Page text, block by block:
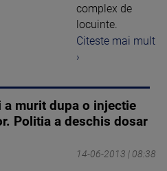
complex de
locuinte.
Citeste mai mult
›
a murit dupa o injectie
Politia a deschis dosar
14-06-2013 | 08:38